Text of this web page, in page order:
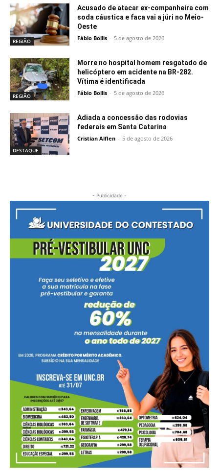
REGIÃO
Acusado de atacar ex-companheira com
soda cáustica e faca vai a júri no Meio-
Oeste
Fábio Bollis - 5 de agosto de 2026
REGIÃO
Morre no hospital homem resgatado de
helicóptero em acidente na BR-282.
Vítima é identificada
Fábio Bollis - 5 de agosto de 2026
DESTAQUE
Adiada a concessão das rodovias
federais em Santa Catarina
Cristian Alflen - 5 de agosto de 2026
- Publicidade -